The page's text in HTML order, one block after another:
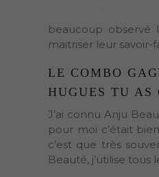
beaucoup observé
maitriser leur savoir-
LE COMBO
HUGUES TU AS
J’ai connu Anju
pour moi c’était
c’est que très
Beauté, j’utilise tous